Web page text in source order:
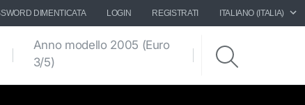
DIMENTICATA LOGIN REGISTRATI ITALIANO (ITALIA)
Anno modello 2005 (Euro
3/5)
Disegni dei
telai